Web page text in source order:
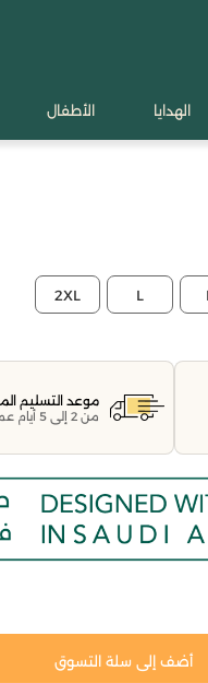
الهدايا الأطفال
L
2XL
موعد التسليم
من 2 إلى 5 أيام عمل
أضف إلى سلة التسوق